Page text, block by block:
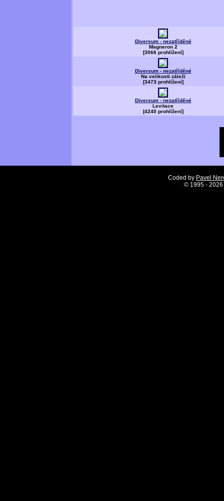
Diversum - nezatříděné
Magneron 2
[3066 prohlížení]
Diversum - nezatříděné
Na velikosti záleží
[3473 prohlížení]
Diversum - nezatříděné
Levitace
[4240 prohlížení]
Coded by Pavel
© 1995 -